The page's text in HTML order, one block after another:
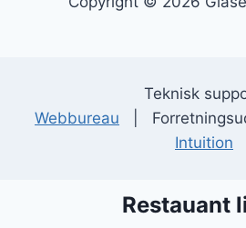
Teknisk
Webbureau |
Intuition
Restauant